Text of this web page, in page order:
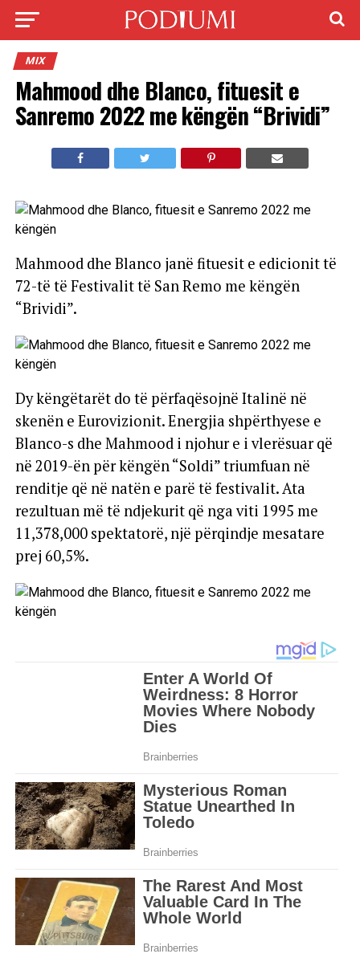
MIX
Mahmood dhe Blanco, fituesit e
Sanremo 2022 me këngën “Brividi”
Mahmood dhe Blanco janë fituesit e edicionit të
72-të të Festivalit të San Remo me këngën
“Brividi”.
Dy këngëtarët do të përfaqësojnë Italinë në
skenën e Eurovizionit. Energjia shpërthyese e
Blanco-s dhe Mahmood i njohur e i vlerësuar që
në 2019-ën për këngën “Soldi” triumfuan në
renditje që në natën e parë të festivalit. Ata
rezultuan më të ndjekurit që nga viti 1995 me
11,378,000 spektatorë, një përqindje mesatare
prej 60,5%.